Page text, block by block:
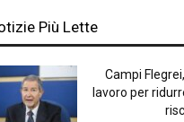
Più Lette
Campi
lavoro per